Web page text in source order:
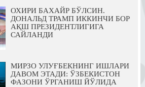
ОХИРИ БАХАЙР БЎЛСИН.
ДОНАЛЬД ТРАМП ИККИНЧИ БОР
АҚШ ПРЕЗИДЕНТЛИГИГА
САЙЛАНДИ
МИРЗО УЛУҒБЕКНИНГ ИШЛАРИ
ДАВОМ ЭТАДИ: ЎЗБЕКИСТОН
ФАЗОНИ ЎРГАНИШ ЙЎЛИДА